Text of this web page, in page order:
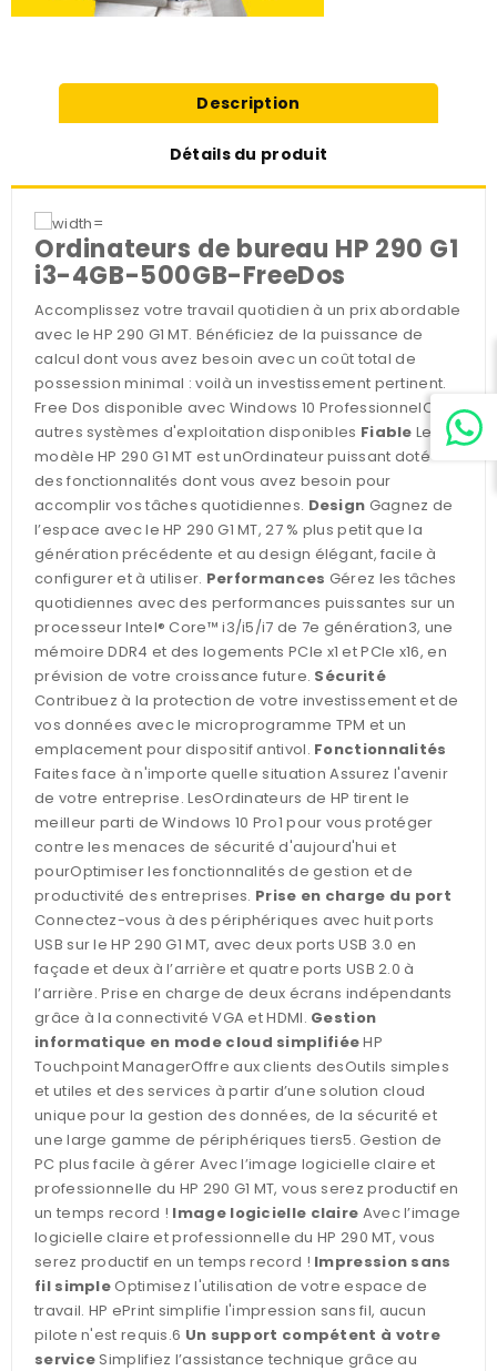
Description
Détails du produit
Ordinateurs de bureau HP 290 G1
i3-4GB-500GB-FreeDos
Accomplissez votre travail quotidien à un prix abordable
avec le HP 290 G1 MT. Bénéficiez de la puissance de
calcul dont vous avez besoin avec un coût total de
possession minimal : voilà un investissement pertinent.
Free Dos disponible avec Windows 10 ProfessionnelOu
autres systèmes d'exploitation disponibles Fiable Le
modèle HP 290 G1 MT est unOrdinateur puissant doté
des fonctionnalités dont vous avez besoin pour
accomplir vos tâches quotidiennes. Design Gagnez de
l’espace avec le HP 290 G1 MT, 27 % plus petit que la
génération précédente et au design élégant, facile à
configurer et à utiliser. Performances Gérez les tâches
quotidiennes avec des performances puissantes sur un
processeur Intel® Core™ i3/i5/i7 de 7e génération3, une
mémoire DDR4 et des logements PCIe x1 et PCIe x16, en
prévision de votre croissance future. Sécurité
Contribuez à la protection de votre investissement et de
vos données avec le microprogramme TPM et un
emplacement pour dispositif antivol. Fonctionnalités
Faites face à n'importe quelle situation Assurez l'avenir
de votre entreprise. LesOrdinateurs de HP tirent le
meilleur parti de Windows 10 Pro1 pour vous protéger
contre les menaces de sécurité d'aujourd'hui et
pourOptimiser les fonctionnalités de gestion et de
productivité des entreprises. Prise en charge du port
Connectez-vous à des périphériques avec huit ports
USB sur le HP 290 G1 MT, avec deux ports USB 3.0 en
façade et deux à l’arrière et quatre ports USB 2.0 à
l’arrière. Prise en charge de deux écrans indépendants
grâce à la connectivité VGA et HDMI. Gestion
informatique en mode cloud simplifiéeHP
Touchpoint ManagerOffre aux clients desOutils simples
et utiles et des services à partir d’une solution cloud
unique pour la gestion des données, de la sécurité et
une large gamme de périphériques tiers5. Gestion de
PC plus facile à gérer Avec l’image logicielle claire et
professionnelle du HP 290 G1 MT, vous serez productif en
un temps record ! Image logicielle claire Avec l’image
logicielle claire et professionnelle du HP 290 MT, vous
serez productif en un temps record ! Impression sans
fil simpleOptimisez l'utilisation de votre espace de
travail. HP ePrint simplifie l'impression sans fil, aucun
pilote n'est requis.6 Un support compétent à votre
serviceSimplifiez l’assistance technique grâce au